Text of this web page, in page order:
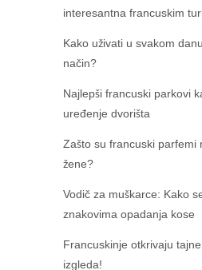
interesantna francuskim
Kako uživati u svakom
način?
Najlepši francuski parkovi
uređenje dvorišta
Zašto su francuski parfemi
žene?
Vodič za muškarce: Kako
znakovima opadanja kose
Francuskinje otkrivaju
izgleda!